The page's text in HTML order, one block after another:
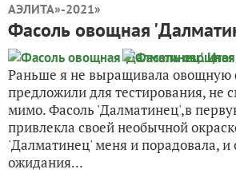
АЭЛИТА»-2021»
Фасоль овощная
Раньше я не выращивала овощную
предложили для тестирования, не
мимо. Фасоль 'Далматинец',в
привлекла своей необычной
'Далматинец' меня и порадовала, и
ожидания...